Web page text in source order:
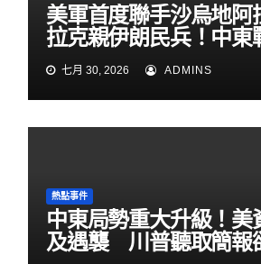
美軍首度聯手沙烏地阿
拉克親伊朗民兵！中東
七月 30, 2026 ADMINS
熱點事件
中東局勢重大升級！美
及遇襲 川普聽取簡報